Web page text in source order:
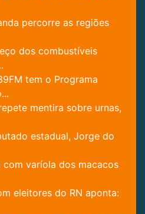
percorre as regiões
dos combustíveis
tem o Programa
mentira sobre urnas,
estadual, Jorge do
com varíola dos macacos
eleitores do RN aponta: